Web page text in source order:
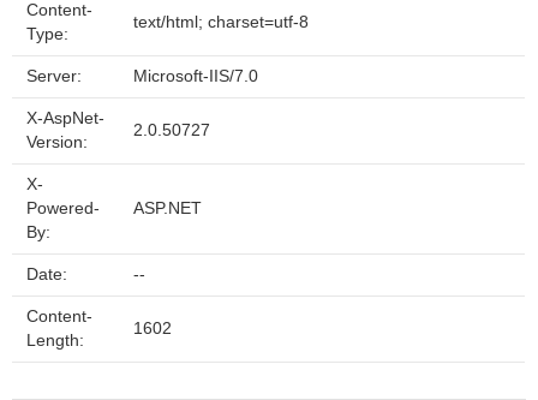
Content-
Type:
text/html; charset=utf-8
Server: Microsoft-IIS/7.0
X-AspNet-
Version:
2.0.50727
X-
Powered-
By:
ASP.NET
Date: --
Content-
Length:
1602